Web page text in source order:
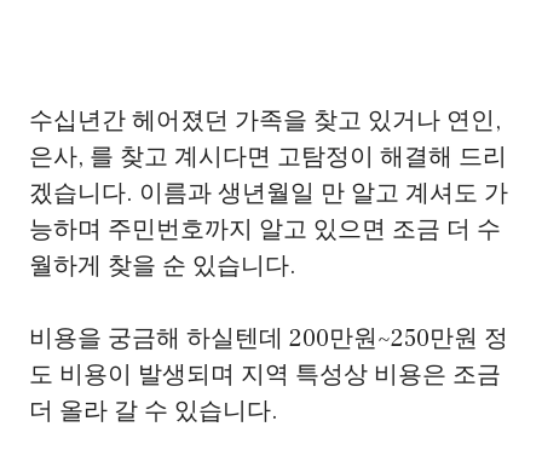
수십년간 헤어졌던 가족을 찾고 있거나 연인,
은사, 를 찾고 계시다면 고탐정이 해결해 드리
겠습니다. 이름과 생년월일 만 알고 계셔도 가
능하며 주민번호까지 알고 있으면 조금 더 수
월하게 찾을 순 있습니다.
비용을 궁금해 하실텐데 200만원~250만원 정
도 비용이 발생되며 지역 특성상 비용은 조금
더 올라 갈 수 있습니다.